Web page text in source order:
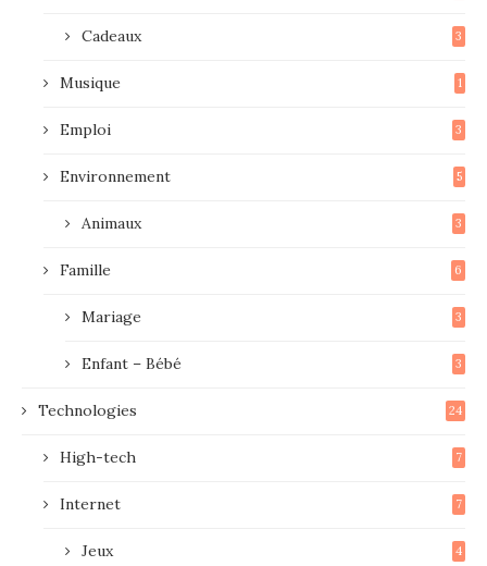
Cadeaux 3
Musique 1
Emploi 3
Environnement 5
Animaux 3
Famille 6
Mariage 3
Enfant – Bébé 3
Technologies 24
High-tech 7
Internet 7
Jeux 4